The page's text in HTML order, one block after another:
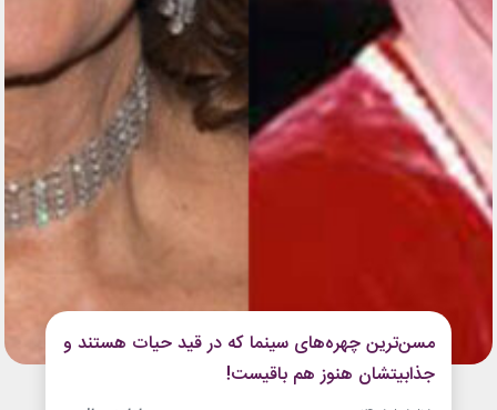
مسن‌ترین چهره‌های سینما که در قید حیات هستند و
جذابیتشان هنوز هم باقیست!